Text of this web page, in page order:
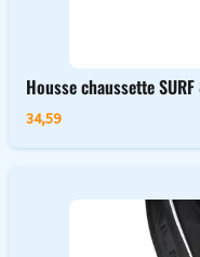
Housse chaussette
34,59